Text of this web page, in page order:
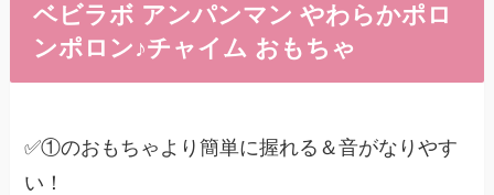
ベビラボ アンパンマン やわらかポロ
ンポロン♪チャイム おもちゃ
✅①のおもちゃより簡単に握れる＆音がなりやす
い！